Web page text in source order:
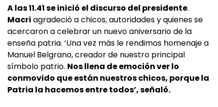
A las 11.41 se inició el discurso del presidente.
Macri agradeció a chicos, autoridades y quienes se
acercaron a celebrar un nuevo aniversario de la
enseña patria. ‘Una vez más le rendimos homenaje a
Manuel Belgrano, creador de nuestro principal
símbolo patrio. Nos llena de emoción ver lo
conmovido que están nuestros chicos, porque la
Patria la hacemos entre todos’, señaló.